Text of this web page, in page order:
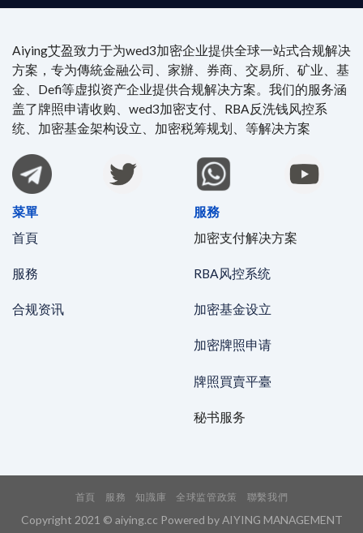
Aiying艾盈致力于为wed3加密企业提供全球一站式合规解决
方案，专为傳統金融公司、家辦、券商、交易所、矿业、基
金、Defi等虚拟资产企业提供合规解决方案。我们的服务涵
盖了牌照申请收购、wed3加密支付、RBA反洗钱风控系
统、加密基金架构设立、加密税筹规划、等解决方案
菜單
首頁
服務
合规资讯
服務
加密支付解决方案
RBA风控系统
加密基金设立
加密牌照申请
牌照買賣平臺
秘书服务
首頁 服務 知識庫 全球监管政策 聯繫我們
Copyright 2021 © aiying.cc Powered by AIYING MANAGEMENT